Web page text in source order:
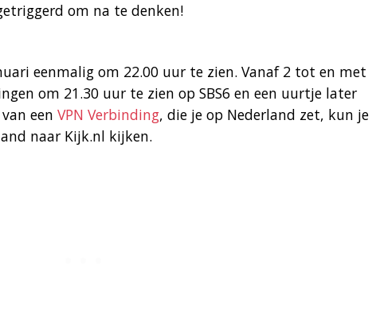
om na te denken!
eenmalig om 22.00 uur te zien. Vanaf 2 tot en met
om 21.30 uur te zien op SBS6 en een uurtje later
een VPN Verbinding, die je op Nederland zet, kun je
naar Kijk.nl kijken.